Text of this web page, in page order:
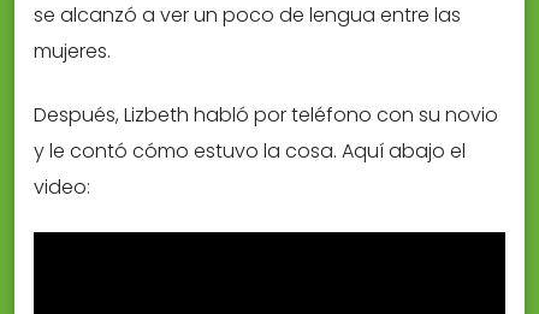
se alcanzó a ver un poco de lengua entre las
mujeres.
Después, Lizbeth habló por teléfono con su novio
y le contó cómo estuvo la cosa. Aquí abajo el
video: